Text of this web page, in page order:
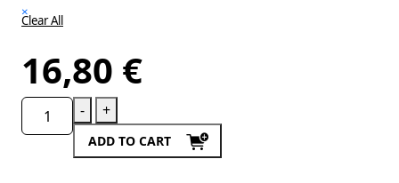
×
Clear All
16,80 €
- +
ADD TO CART